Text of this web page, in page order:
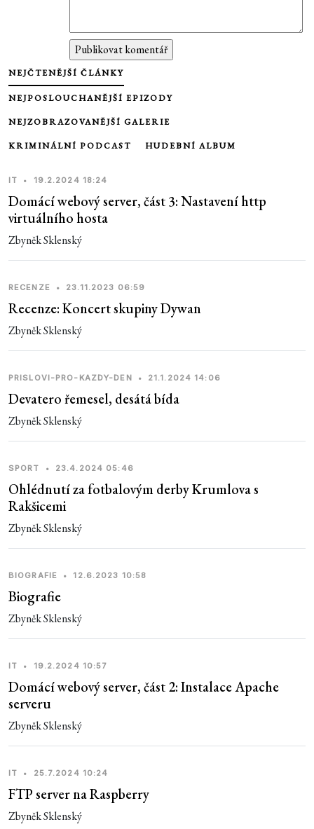
NEJČTENĚJŠÍ ČLÁNKY
NEJPOSLOUCHANĚJŠÍ EPIZODY
NEJZOBRAZOVANĚJŠÍ GALERIE
KRIMINÁLNÍ PODCAST HUDEBNÍ ALBUM
IT • 19.2.2024 18:24
Domácí webový server, část 3: Nastavení http
virtuálního hosta
Zbyněk Sklenský
RECENZE • 23.11.2023 06:59
Recenze: Koncert skupiny Dywan
Zbyněk Sklenský
PRISLOVI-PRO-KAZDY-DEN • 21.1.2024 14:06
Devatero řemesel, desátá bída
Zbyněk Sklenský
SPORT • 23.4.2024 05:46
Ohlédnutí za fotbalovým derby Krumlova s
Rakšicemi
Zbyněk Sklenský
BIOGRAFIE • 12.6.2023 10:58
Biografie
Zbyněk Sklenský
IT • 19.2.2024 10:57
Domácí webový server, část 2: Instalace Apache
serveru
Zbyněk Sklenský
IT • 25.7.2024 10:24
FTP server na Raspberry
Zbyněk Sklenský